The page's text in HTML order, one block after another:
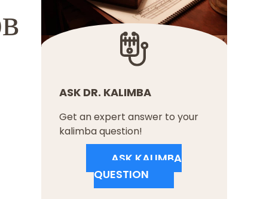
ASK DR. KALIMBA
Get an expert answer to your
kalimba question!
ASK KALIMBA
QUESTION